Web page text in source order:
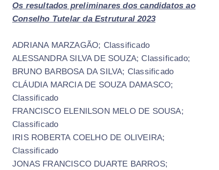
Os resultados preliminares dos candidatos ao
Conselho Tutelar da Estrutural 2023
ADRIANA MARZAGÃO; Classificado
ALESSANDRA SILVA DE SOUZA; Classificado;
BRUNO BARBOSA DA SILVA; Classificado
CLÁUDIA MARCIA DE SOUZA DAMASCO;
Classificado
FRANCISCO ELENILSON MELO DE SOUSA;
Classificado
IRIS ROBERTA COELHO DE OLIVEIRA;
Classificado
JONAS FRANCISCO DUARTE BARROS;